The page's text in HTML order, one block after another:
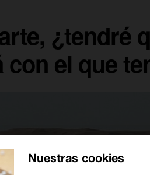
¿tendré
el que
Nuestras cookies